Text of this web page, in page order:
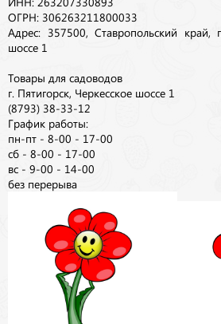
ИНН: 263207330893
ОГРН: 306263211800033
Адрес: 357500, Ставропольский край,
шоссе 1
Товары для садоводов
г. Пятигорск, Черкесское шоссе 1
(8793) 38-33-12
График работы:
пн-пт - 8-00 - 17-00
сб - 8-00 - 17-00
вс - 9-00 - 14-00
без перерыва